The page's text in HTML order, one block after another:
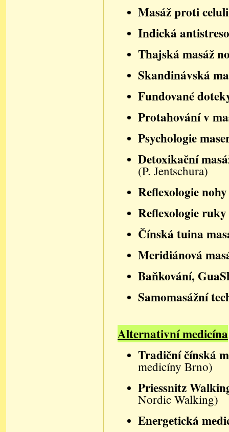
Masáž proti
Indická
Thajská masáž
Skandinávská
Fundované
Protahování v
Psychologie
Detoxikační
(P. Jentschura)
Reflexologie nohy
Reflexologie ruky
Čínská tuina
Meridiánová
Baňkování,
Samomasážní
Alternativní medicína
Tradiční čínská
medicíny Brno)
Priessnitz
Nordic Walking)
Energetická